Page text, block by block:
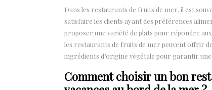
Dans les restaurants de fruits de mer, il est
satisfaire les clients ayant des préférences
proposer une variété de plats pour répondre
les restaurants de fruits de mer peuvent offrir
ingrédients d’origine végétale pour garantir
Comment choisir un bon